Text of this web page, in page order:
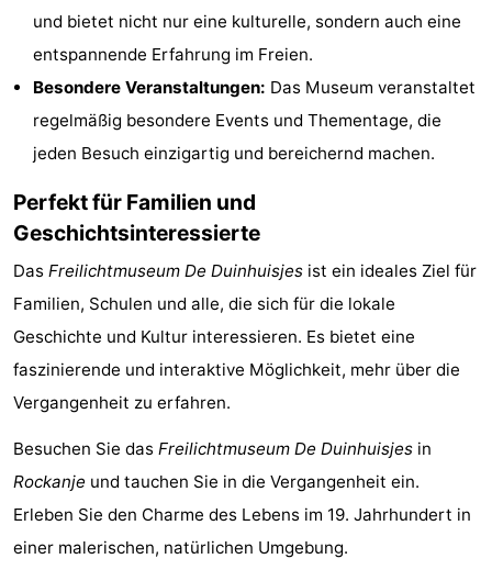
Spielplätze
Zentren
Dörfer
Städte
Sport
Schwimmbader
-
Surfen
-
und
trinken
Veranstaltungen
Praktisch
Route
und bietet nicht nur eine kulturelle, sondern auch eine
entspannende Erfahrung im Freien.
Besondere Veranstaltungen: Das Museum veranstaltet
regelmäßig besondere Events und Thementage, die
jeden Besuch einzigartig und bereichernd machen.
Perfekt für Familien und
Geschichtsinteressierte
Das Freilichtmuseum De Duinhuisjes ist ein ideales Ziel für
Familien, Schulen und alle, die sich für die lokale
Geschichte und Kultur interessieren. Es bietet eine
faszinierende und interaktive Möglichkeit, mehr über die
Vergangenheit zu erfahren.
Besuchen Sie das Freilichtmuseum De Duinhuisjes in
Rockanje und tauchen Sie in die Vergangenheit ein.
Erleben Sie den Charme des Lebens im 19. Jahrhundert in
einer malerischen, natürlichen Umgebung.